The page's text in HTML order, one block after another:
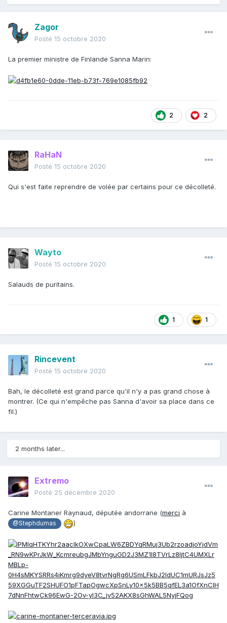
Zagor
Posté 15 octobre 2020
La premier ministre de Finlande Sanna Marin:
2 2
RaHaN
Posté 15 octobre 2020
Qui s'est faite reprendre de volée par certains pour ce décolleté.
Wayto
Posté 15 octobre 2020
Salauds de puritains.
1 1
Rincevent
Posté 15 octobre 2020
Bah, le décolleté est grand parce qu'il n'y a pas grand chose à
montrer. (Ce qui n'empêche pas Sanna d'avoir sa place dans ce
fil.)
2 months later...
Extremo
Posté 25 décembre 2020
Carine Montaner Raynaud, députée andorrane (merci à
@Stephdumas )